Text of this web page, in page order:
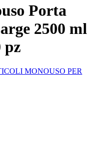
Porta
2500 ml
pz
MONOUSO PER